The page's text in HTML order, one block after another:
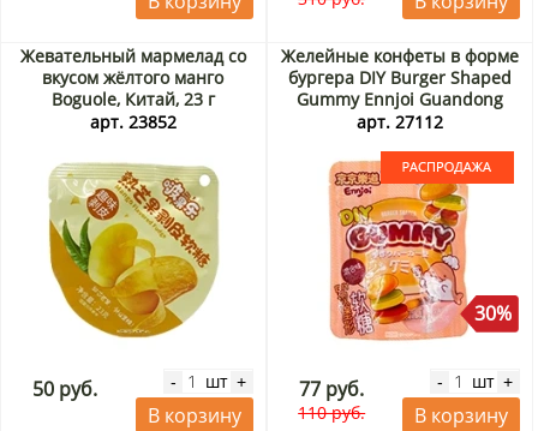
Жевательный мармелад со
вкусом жёлтого манго
Boguole, Китай, 23 г
арт. 23852
50 руб. - шт +
В корзину
Желейные конфеты в форме
бургера DIY Burger Shaped
Gummy Ennjoi Guandong
Lefen, Китай, 50 г. Срок до
арт. 27112
30%
77 руб.
110 руб.
- шт +
В корзину